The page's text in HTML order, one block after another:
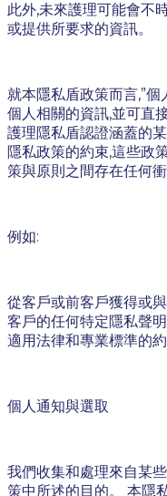
此外,未來護理可能會不
或提供所要求的資訊。
就本隱私盾政策而言,”
個人相關的資訊,並可直
護理隱私盾認證涵蓋的
隱私政策的約束,這些政
策與原則之間存在任何
例如:
從客戶或前客戶獲得或
客戶的任何特定隱私聲
適用法律和專業標準的約
個人通知與選取
我們收集和處理來自某
策中所述的目的。 本隱